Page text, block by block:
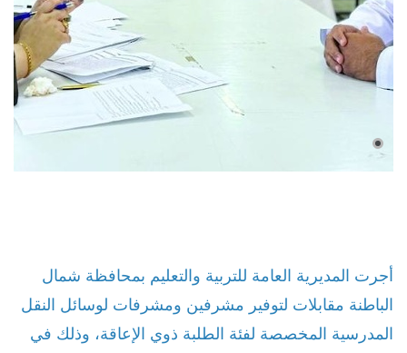
أجرت المديرية العامة للتربية والتعليم بمحافظة شمال
الباطنة مقابلات لتوفير مشرفين ومشرفات لوسائل النقل
المدرسية المخصصة لفئة الطلبة ذوي الإعاقة، وذلك في